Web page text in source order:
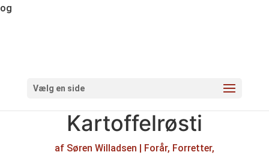
og
Vælg en side
Kartoffelrøsti
af Søren Willadsen | Forår, Forretter,